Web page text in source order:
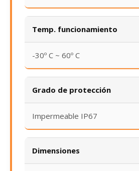
Temp. funcionamiento
-30º C ~ 60º C
Grado de protección
Impermeable IP67
Dimensiones